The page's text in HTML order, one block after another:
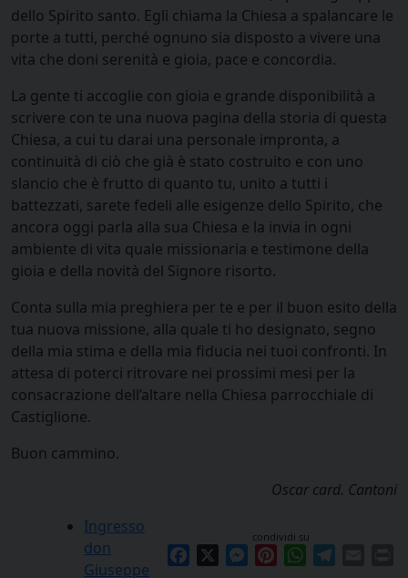
dello Spirito santo. Egli chiama la Chiesa a spalancare le
porte a tutti, perché ognuno sia disposto a vivere una
vita che doni serenità e gioia, pace e concordia.
La gente ti accoglie con gioia e grande disponibilità a
scrivere con te una nuova pagina della storia di questa
Chiesa, a cui tu darai una personale impronta, a
continuità di ciò che già è stato costruito e con uno
slancio che è frutto di quanto tu, unito a tutti i
battezzati, sarete fedeli alle esigenze dello Spirito, che
ancora oggi parla alla sua Chiesa e la invia in ogni
ambiente di vita quale missionaria e testimone della
gioia e della novità del Signore risorto.
Conta sulla mia preghiera per te e per il buon esito della
tua nuova missione, alla quale ti ho designato, segno
della mia stima e della mia fiducia nei tuoi confronti. In
attesa di poterci ritrovare nei prossimi mesi per la
consacrazione dell’altare nella Chiesa parrocchiale di
Castiglione.
Buon cammino.
Oscar card. Cantoni
condividi su
Facebook Messenger
PinterestWhatsApp
Ingresso
don
Giuseppe